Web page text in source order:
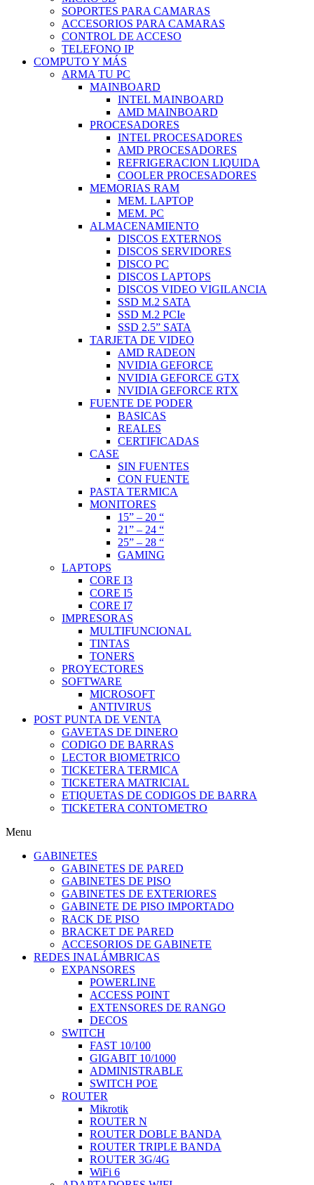
SOPORTES PARA CAMARAS
ACCESORIOS PARA CAMARAS
CONTROL DE ACCESO
TELEFONO IP
COMPUTO Y MÁS
ARMA TU PC
MAINBOARD
INTEL MAINBOARD
AMD MAINBOARD
PROCESADORES
INTEL PROCESADORES
AMD PROCESADORES
REFRIGERACION LIQUIDA
COOLER PROCESADORES
MEMORIAS RAM
MEM. LAPTOP
MEM. PC
ALMACENAMIENTO
DISCOS EXTERNOS
DISCOS SERVIDORES
DISCO PC
DISCOS LAPTOPS
DISCOS VIDEO VIGILANCIA
SSD M.2 SATA
SSD M.2 PCIe
SSD 2.5” SATA
TARJETA DE VIDEO
AMD RADEON
NVIDIA GEFORCE
NVIDIA GEFORCE GTX
NVIDIA GEFORCE RTX
FUENTE DE PODER
BASICAS
REALES
CERTIFICADAS
CASE
SIN FUENTES
CON FUENTE
PASTA TERMICA
MONITORES
15” – 20 “
21” – 24 “
25” – 28 “
GAMING
LAPTOPS
CORE I3
CORE I5
CORE I7
IMPRESORAS
MULTIFUNCIONAL
TINTAS
TONERS
PROYECTORES
SOFTWARE
MICROSOFT
ANTIVIRUS
POST PUNTA DE VENTA
GAVETAS DE DINERO
CODIGO DE BARRAS
LECTOR BIOMETRICO
TICKETERA TERMICA
TICKETERA MATRICIAL
ETIQUETAS DE CODIGOS DE BARRA
TICKETERA CONTOMETRO
Menu
GABINETES
GABINETES DE PARED
GABINETES DE PISO
GABINETES DE EXTERIORES
GABINETE DE PISO IMPORTADO
RACK DE PISO
BRACKET DE PARED
ACCESORIOS DE GABINETE
REDES INALÁMBRICAS
EXPANSORES
POWERLINE
ACCESS POINT
EXTENSORES DE RANGO
DECOS
SWITCH
FAST 10/100
GIGABIT 10/1000
ADMINISTRABLE
SWITCH POE
ROUTER
Mikrotik
ROUTER N
ROUTER DOBLE BANDA
ROUTER TRIPLE BANDA
ROUTER 3G/4G
WiFi 6